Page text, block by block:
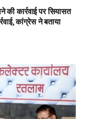
की कार्रवाई पर सियासत
कांग्रेस ने बताया